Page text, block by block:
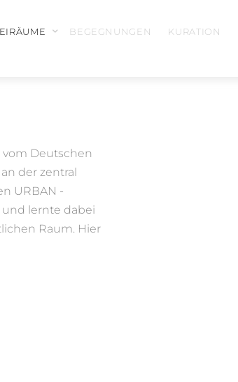
BEGEGNUNGEN KURATION
vom Deutschen
der zentral
URBAN -
lernte dabei
Raum. Hier